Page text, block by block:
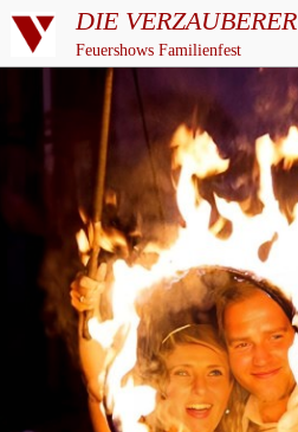
DIE VERZAUBERER
Feuershows Familienfest